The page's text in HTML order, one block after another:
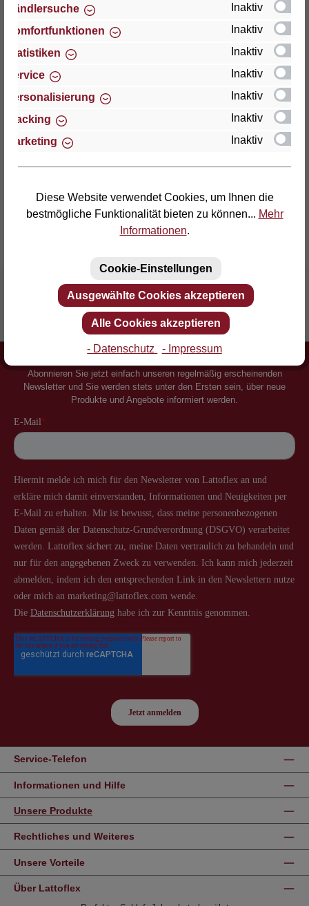
Thomas GmbH + Co. Sitz- und Liegemöbel KG
"Lattoflex"
D-27432 Bremervörde
Telefon: (04761) 979-0
E-Mail: info@lattoflex.com
Erfinder des Lattenrostes Mehr als 60 Jahre Erfahrung
Abonnieren Sie jetzt einfach unseren regelmäßig erscheinenden
Newsletter und Sie werden stets unter den Ersten sein, über neue
Produkte und Angebote informiert werden.
Service-Telefon
Informationen und Hilfe
Unsere Produkte
Rechtliches und Weiteres
Unsere Vorteile
Über Lattoflex
Händlersuche
Inaktiv
Komfortfunktionen
Inaktiv
Statistiken
Inaktiv
Service
Inaktiv
Personalisierung
Inaktiv
Tracking
Inaktiv
Marketing
Inaktiv
Diese Website verwendet Cookies, um Ihnen die
bestmögliche Funktionalität bieten zu können... Mehr
Informationen.
Cookie-Einstellungen
Ausgewählte Cookies akzeptieren
Alle Cookies akzeptieren
- Datenschutz - Impressum